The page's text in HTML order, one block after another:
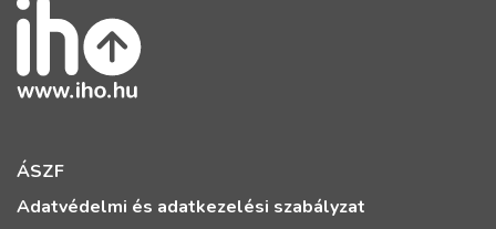
ÁSZF
Adatvédelmi és adatkezelési szabályzat